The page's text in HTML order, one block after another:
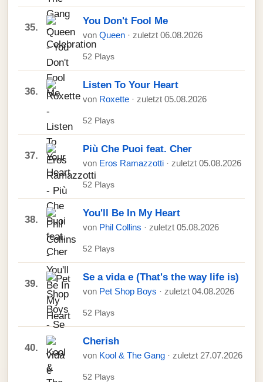
35.
You Don't Fool Me
von Queen · zuletzt 06.08.2026
52 Plays
36.
Listen To Your Heart
von Roxette · zuletzt 05.08.2026
52 Plays
37.
Più Che Puoi feat. Cher
von Eros Ramazzotti · zuletzt 05.08.2026
52 Plays
38.
You'll Be In My Heart
von Phil Collins · zuletzt 05.08.2026
52 Plays
39.
Se a vida e (That's the way life is)
von Pet Shop Boys · zuletzt 04.08.2026
52 Plays
40.
Cherish
von Kool & The Gang · zuletzt 27.07.2026
52 Plays